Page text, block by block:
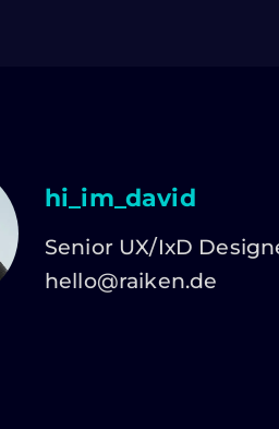
hi_im_david
Senior UX/IxD
hello@raiken.de